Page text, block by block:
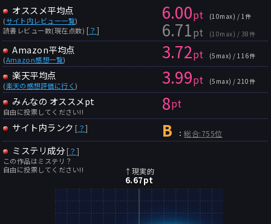
オススメ平均点
(サイト内レビュー一覧)
読書レビュー数(現在点数) [？ ]
6.00pt (10max) / 1件
6.71pt (10max) / 38件
Amazon平均点
(Amazon感想一覧) 3.72pt (5max) / 116件
楽天平均点
(楽天の感想評価に行く) 3.99pt (5max) / 210件
みんなの オススメpt
自由に投票してください!! 8pt
サイト内ランク [ ？] B ：総合:755位
ミステリ成分 [？ ]
この作品はミステリ？
自由に投票してください!!
↑現実的
6.67pt